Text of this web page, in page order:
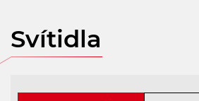
Svítidla